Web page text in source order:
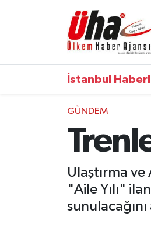
İstanbul
GÜNDEM
Ulaştırma ve
"Aile Yılı"
sunulacağını
İstanbul Nöbetçi
İstanbul Hava Durumu
İstanbul Namaz Vakitleri
İstanbul Trafik Yoğunluk
Tüm Manşetler